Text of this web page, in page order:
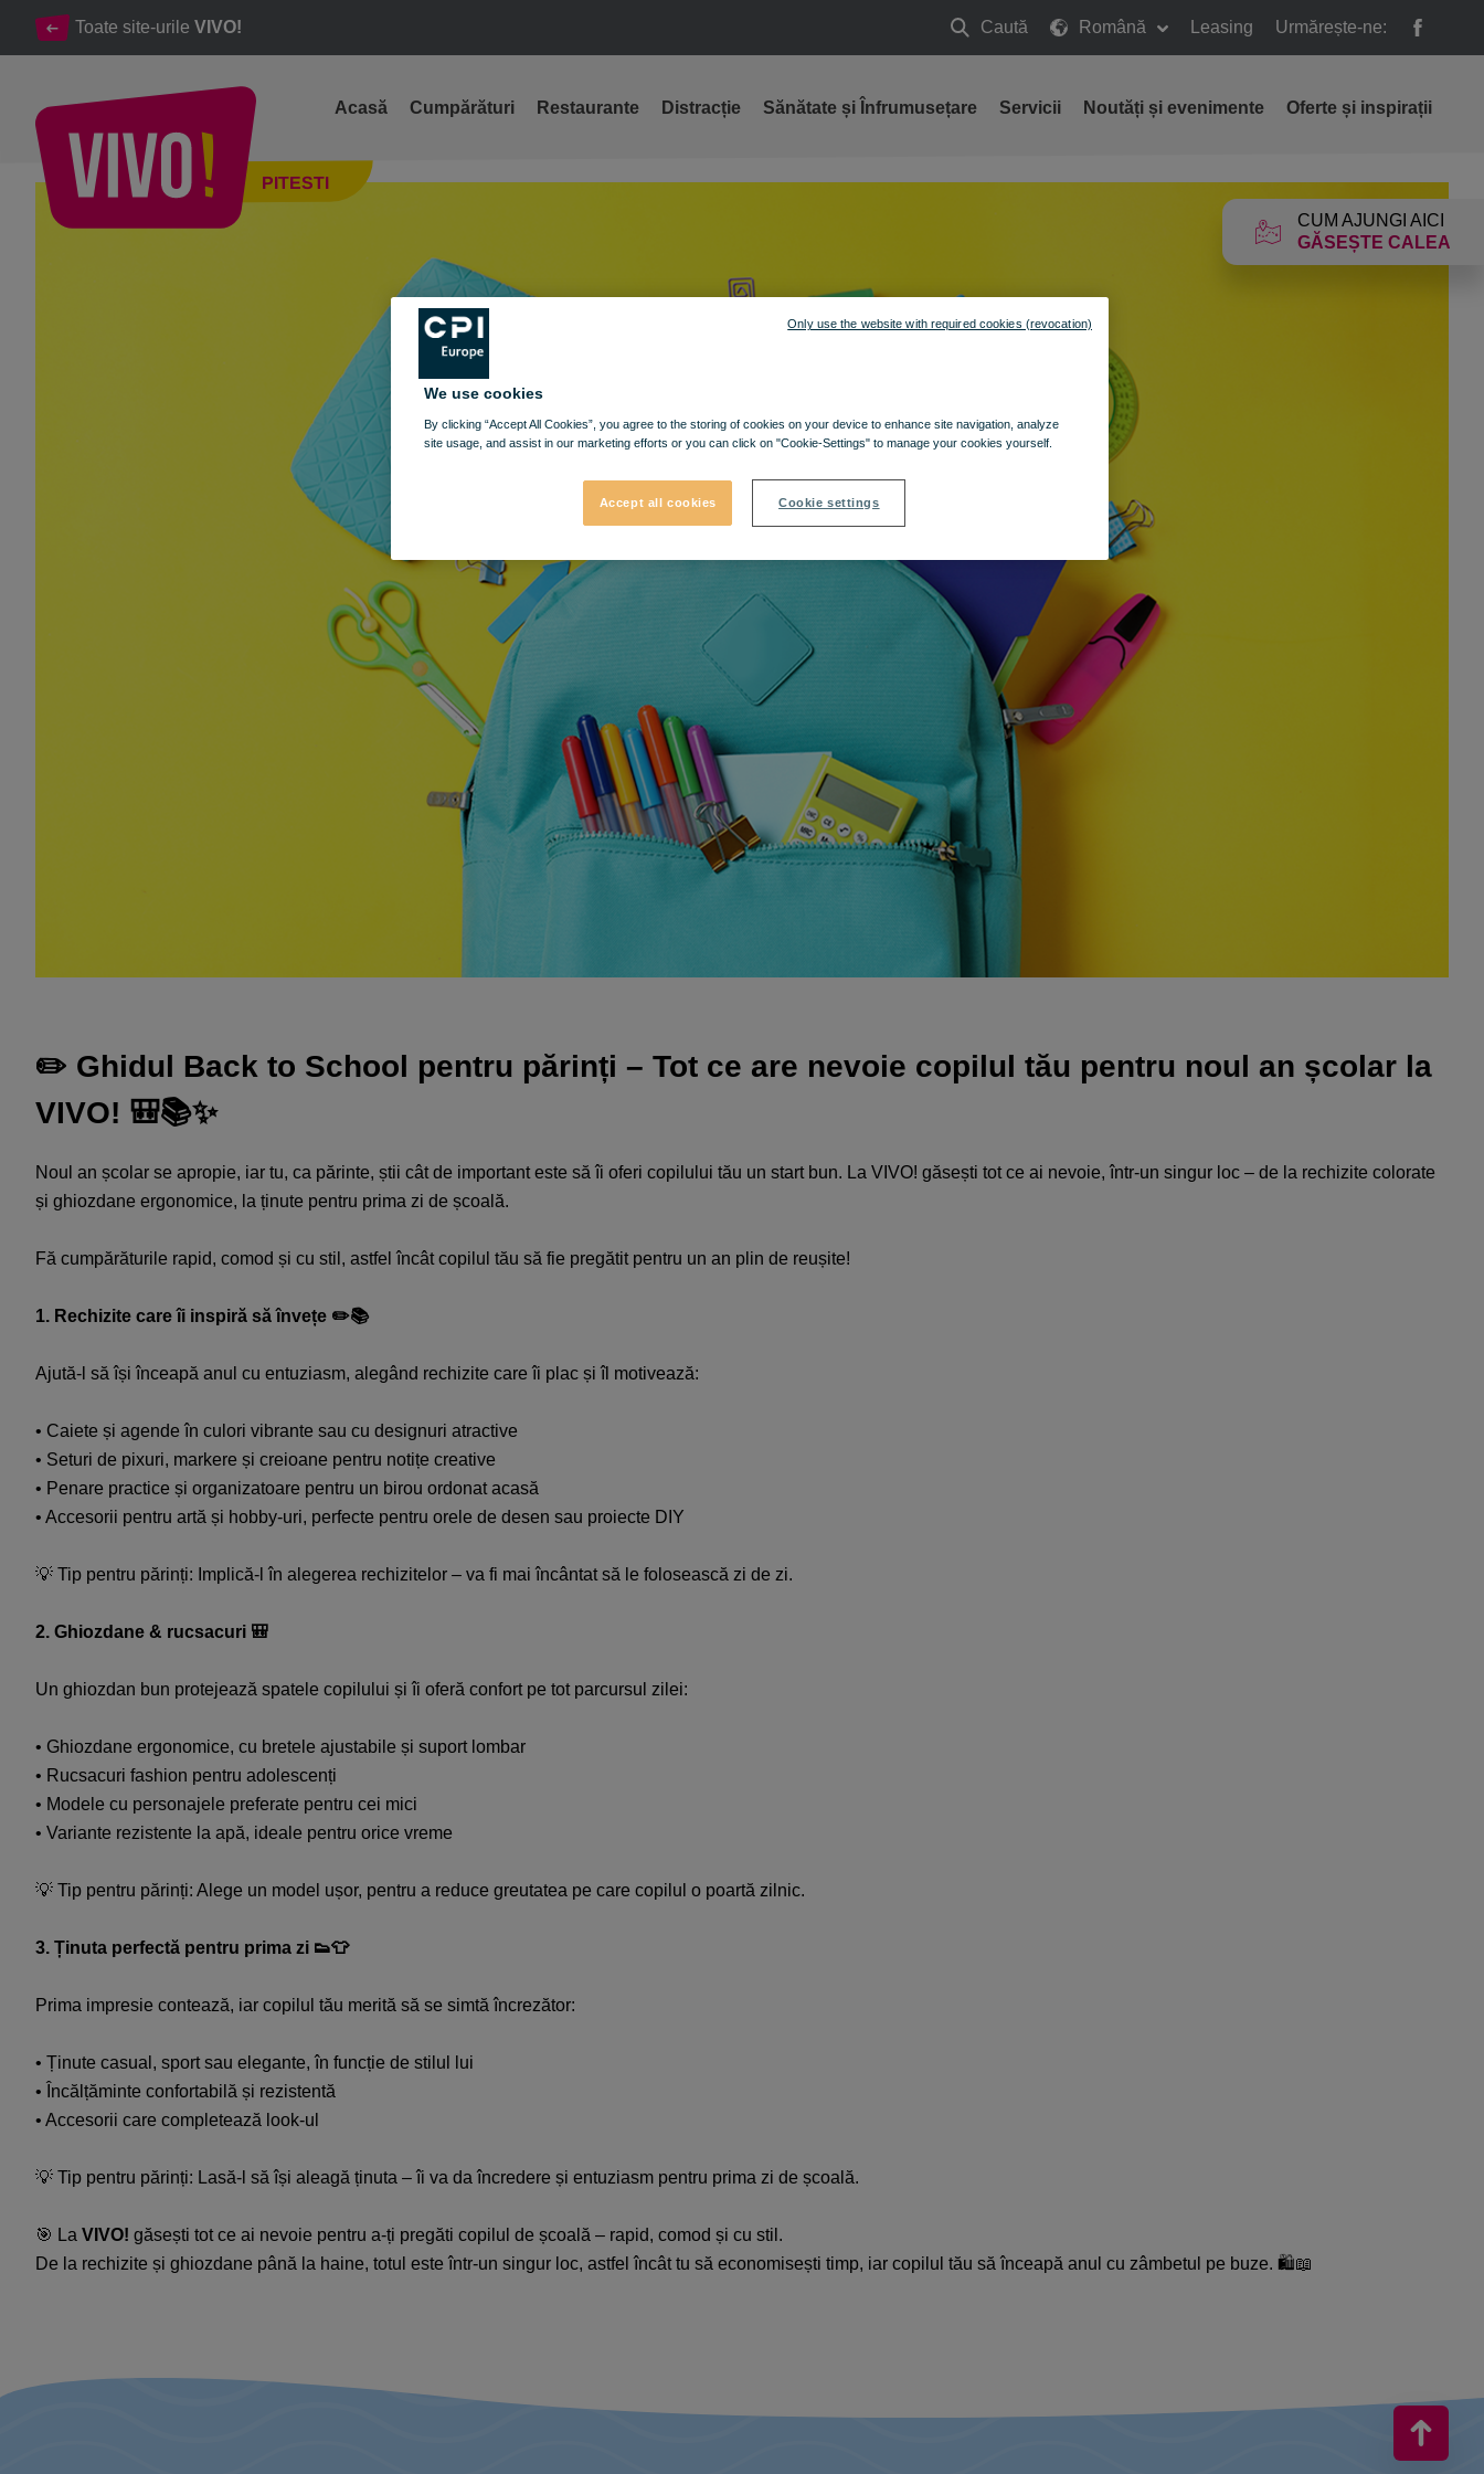
Toate site-urile VIVO! Caută
Caută
Română Leasing Urmărește-ne:
CUM AJUNGI AICI
GĂSEȘTE CALEA
PITESTI
Acasă Cumpărături Restaurante Distracție Sănătate și Înfrumusețare Servicii Noutăți și evenimente Oferte și inspirații
✏️ Ghidul Back to School pentru părinți
✏️ Ghidul Back to School pentru părinți – Tot ce are nevoie copilul tău pentru noul an școlar la
VIVO! 🎒📚✨​
Noul an școlar se apropie, iar tu, ca părinte, știi cât de important este să îi oferi copilului tău un start bun. La VIVO! găsești tot ce ai nevoie, într-un singur loc – de la rechizite colorate
și ghiozdane ergonomice, la ținute pentru prima zi de școală.
Fă cumpărăturile rapid, comod și cu stil, astfel încât copilul tău să fie pregătit pentru un an plin de reușite!​​
1. Rechizite care îi inspiră să învețe ✏️📚​
Ajută-l să își înceapă anul cu entuziasm, alegând rechizite care îi plac și îl motivează:​
• Caiete și agende în culori vibrante sau cu designuri atractive​
• Seturi de pixuri, markere și creioane pentru notițe creative​
• Penare practice și organizatoare pentru un birou ordonat acasă​
• Accesorii pentru artă și hobby-uri, perfecte pentru orele de desen sau proiecte DIY​
💡 Tip pentru părinți: Implică-l în alegerea rechizitelor – va fi mai încântat să le folosească zi de zi.​​
2. Ghiozdane & rucsacuri 🎒​
Un ghiozdan bun protejează spatele copilului și îi oferă confort pe tot parcursul zilei:​
• Ghiozdane ergonomice, cu bretele ajustabile și suport lombar​
• Rucsacuri fashion pentru adolescenți​
• Modele cu personajele preferate pentru cei mici​
• Variante rezistente la apă, ideale pentru orice vreme​
💡 Tip pentru părinți: Alege un model ușor, pentru a reduce greutatea pe care copilul o poartă zilnic.​
​3. Ținuta perfectă pentru prima zi 👟👕​
Prima impresie contează, iar copilul tău merită să se simtă încrezător:​
• Ținute casual, sport sau elegante, în funcție de stilul lui​
• Încălțăminte confortabilă și rezistentă​
• Accesorii care completează look-ul​
💡 Tip pentru părinți: Lasă-l să își aleagă ținuta – îi va da încredere și entuziasm pentru prima zi de școală.​​
🎯 La VIVO! găsești tot ce ai nevoie pentru a-ți pregăti copilul de școală – rapid, comod și cu stil.​
De la rechizite și ghiozdane până la haine, totul este într-un singur loc, astfel încât tu să economisești timp, iar copilul tău să înceapă anul cu zâmbetul pe buze. 🛍️📖
We use cookies
By clicking “Accept All Cookies”, you agree to the storing of cookies on your device to enhance site navigation, analyze
site usage, and assist in our marketing efforts or you can click on "Cookie-Settings" to manage your cookies yourself.
Accept all cookies Cookie settings
Only use the website with required cookies (revocation)